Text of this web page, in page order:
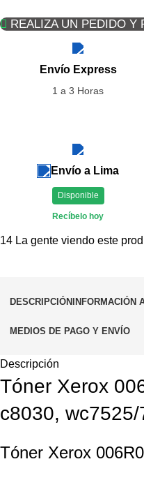
REALIZA UN PEDIDO Y
Envío Express
1 a 3 Horas
Envío a Lima
Disponible
Recíbelo hoy
14 La gente viendo este
DESCRIPCIÓNINFORMACIÓN
MEDIOS DE PAGO Y ENVÍO
Descripción
Tóner Xerox
c8030,
Tóner Xerox